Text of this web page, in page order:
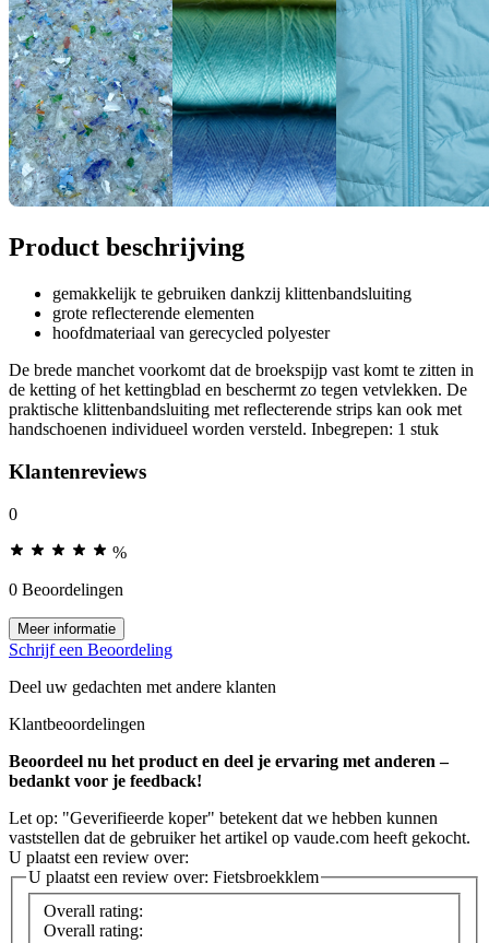
Product beschrijving
gemakkelijk te gebruiken dankzij klittenbandsluiting
grote reflecterende elementen
hoofdmateriaal van gerecycled polyester
De brede manchet voorkomt dat de broekspijp vast komt te zitten in
de ketting of het kettingblad en beschermt zo tegen vetvlekken. De
praktische klittenbandsluiting met reflecterende strips kan ook met
handschoenen individueel worden versteld. Inbegrepen: 1 stuk
Klantenreviews
0
%
0 Beoordelingen
Meer informatie
Schrijf een Beoordeling
Deel uw gedachten met andere klanten
Klantbeoordelingen
Beoordeel nu het product en deel je ervaring met anderen –
bedankt voor je feedback!
Let op: "Geverifieerde koper" betekent dat we hebben kunnen
vaststellen dat de gebruiker het artikel op vaude.com heeft gekocht.
U plaatst een review over:
U plaatst een review over: Fietsbroekklem
Overall rating:
Overall rating: